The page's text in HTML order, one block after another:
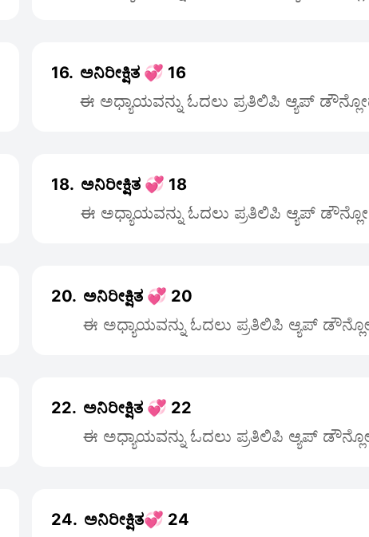
16. ಅನಿರೀಕ್ಷಿತ 💞 16
ಈ ಅಧ್ಯಾಯವನ್ನು ಓದಲು ಪ್ರತಿಲಿಪಿ ಆ್ಯಪ್
18. ಅನಿರೀಕ್ಷಿತ 💞 18
ಈ ಅಧ್ಯಾಯವನ್ನು ಓದಲು ಪ್ರತಿಲಿಪಿ ಆ್ಯಪ್
20. ಅನಿರೀಕ್ಷಿತ 💞 20
ಈ ಅಧ್ಯಾಯವನ್ನು ಓದಲು ಪ್ರತಿಲಿಪಿ ಆ್ಯಪ್
22. ಅನಿರೀಕ್ಷಿತ 💞 22
ಈ ಅಧ್ಯಾಯವನ್ನು ಓದಲು ಪ್ರತಿಲಿಪಿ ಆ್ಯಪ್
24. ಅನಿರೀಕ್ಷಿತ💞 24